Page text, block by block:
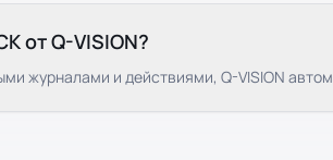
от Q-VISION?
журналами и действиями, Q-VISION